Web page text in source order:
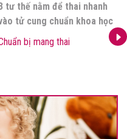
tư thế nằm để thai nhanh
tử cung chuẩn khoa học
bị mang thai